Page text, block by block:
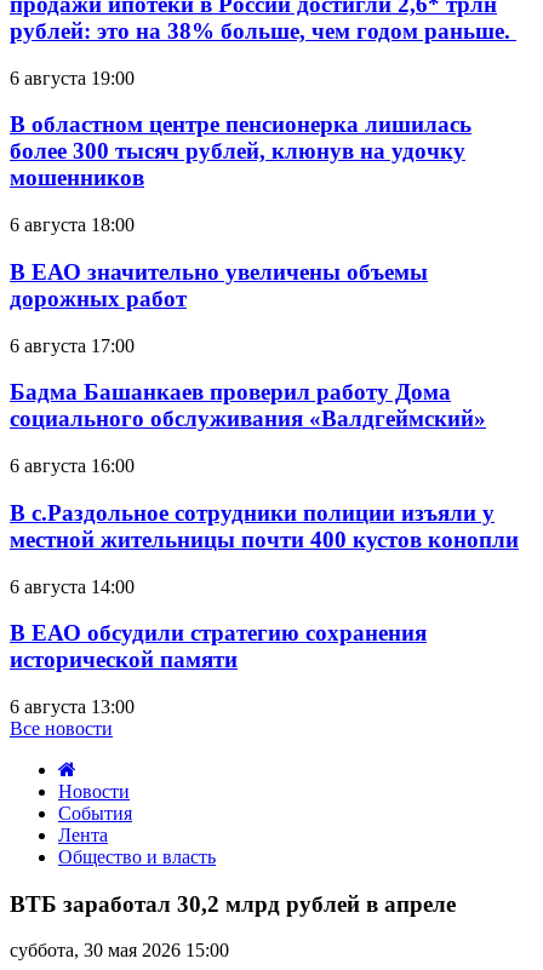
рублей: это на 38% больше, чем годом раньше.
6 августа 19:00
В областном центре пенсионерка лишилась
более 300 тысяч рублей, клюнув на удочку
мошенников
6 августа 18:00
В ЕАО значительно увеличены объемы
дорожных работ
6 августа 17:00
Бадма Башанкаев проверил работу Дома
социального обслуживания «Валдгеймский»
6 августа 16:00
В с.Раздольное сотрудники полиции изъяли у
местной жительницы почти 400 кустов конопли
6 августа 14:00
В ЕАО обсудили стратегию сохранения
исторической памяти
6 августа 13:00
Все новости
Новости
События
Лента
Общество и власть
заработал
30,2
млрд
рублей
ВТБ заработал 30,2 млрд рублей в апреле
суббота, 30 мая 2026 15:00